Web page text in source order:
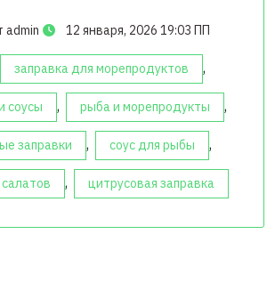
admin 12 января, 2026 19:03 ПП
заправка для морепродуктов ,
соусы , рыба и морепродукты ,
заправки , соус для рыбы ,
, цитрусовая заправка